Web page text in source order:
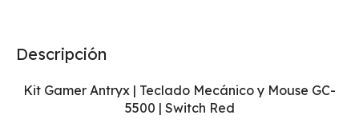
Descripción
Kit Gamer Antryx | Teclado Mecánico y Mouse GC-
5500 | Switch Red